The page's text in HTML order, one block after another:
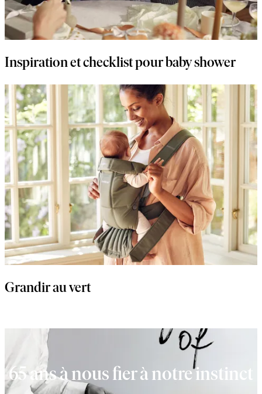
Inspiration et checklist pour baby shower
Grandir au vert
65 ans à nous fier à notre instinct